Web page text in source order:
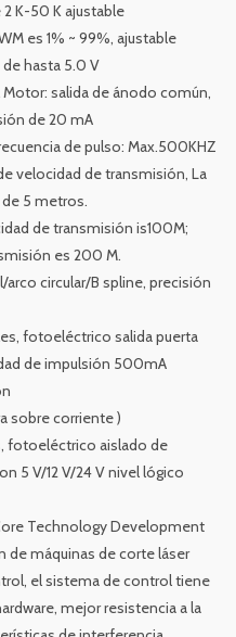
2 K-50 K ajustable
es 1% ~ 99%, ajustable
de hasta 5.0 V
salida de ánodo común,
de 20 mA
de pulso: Max.500KHZ
velocidad de transmisión, La
5 metros.
de transmisión is100M;
es 200 M.
arco circular/B spline, precisión
fotoeléctrico salida puerta
de impulsión 500mA
sobre corriente )
fotoeléctrico aislado de
5 V/12 V/24 V nivel lógico
Technology Development
de máquinas de corte láser
el sistema de control tiene
mejor resistencia a la